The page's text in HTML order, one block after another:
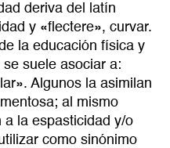
deriva del latín
y «flectere», curvar.
la educación física y
suele asociar a:
Algunos la asimilan
al mismo
a la espasticidad y/o
como sinónimo